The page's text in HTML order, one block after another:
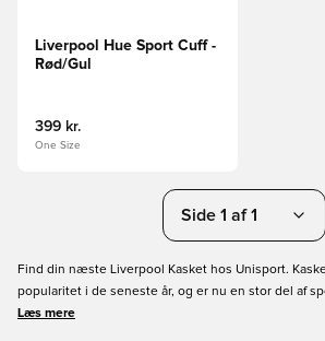
Liverpool Hue Sport Cuff -
Rød/Gul
399 kr.
One Size
Side 1 af 1
Find din næste Liverpool Kasket hos Unisport.
popularitet i de seneste år, og er nu en stor del af
tilbyder vi den almindelige snapback cap med den
Læs mere